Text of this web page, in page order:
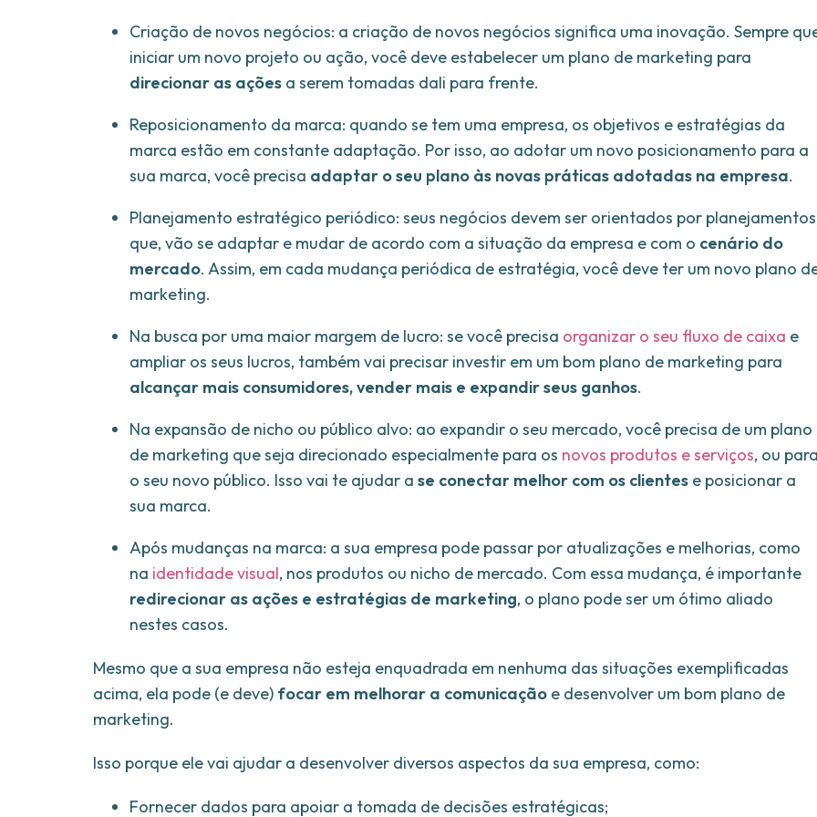
Criação de novos negócios: a criação de novos negócios significa uma inovação. Sempre
iniciar um novo projeto ou ação, você deve estabelecer um plano de marketing para
direcionar as ações a serem tomadas dali para frente.
Reposicionamento da marca: quando se tem uma empresa, os objetivos e estratégias da
marca estão em constante adaptação. Por isso, ao adotar um novo posicionamento para a
sua marca, você precisa adaptar o seu plano às novas práticas adotadas na empresa.
Planejamento estratégico periódico: seus negócios devem ser orientados por planejamentos
que, vão se adaptar e mudar de acordo com a situação da empresa e com o cenário do
mercado. Assim, em cada mudança periódica de estratégia, você deve ter um novo plano
marketing.
Na busca por uma maior margem de lucro: se você precisa organizar o seu fluxo de caixa e
ampliar os seus lucros, também vai precisar investir em um bom plano de marketing para
alcançar mais consumidores, vender mais e expandir seus ganhos.
Na expansão de nicho ou público alvo: ao expandir o seu mercado, você precisa de um plano
de marketing que seja direcionado especialmente para os novos produtos e serviços, ou
o seu novo público. Isso vai te ajudar a se conectar melhor com os clientes e posicionar a
sua marca.
Após mudanças na marca: a sua empresa pode passar por atualizações e melhorias, como
na identidade visual, nos produtos ou nicho de mercado. Com essa mudança, é importante
redirecionar as ações e estratégias de marketing, o plano pode ser um ótimo aliado
nestes casos.
Mesmo que a sua empresa não esteja enquadrada em nenhuma das situações exemplificadas
acima, ela pode (e deve) focar em melhorar a comunicação e desenvolver um bom plano de
marketing.
Isso porque ele vai ajudar a desenvolver diversos aspectos da sua empresa, como:
Fornecer dados para apoiar a tomada de decisões estratégicas;